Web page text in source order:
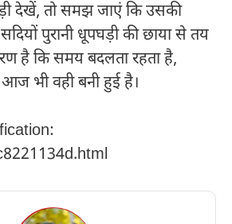
देखें, तो समझ जाएं कि उसकी
पुरानी धूपघड़ी की छाया से तय
है कि समय बदलता रहता है,
भी वही बनी हुई है।